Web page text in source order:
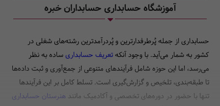
آموزشگاه حسابداری حسابداران خبره
حسابداری از جمله پُرطرفدارترین و پُردرآمدترین رشته‌های شغلی در
کشور به شمار می‌آید. با وجود آنکهتعریف حسابداریساده به نظر
می‌رسد، اما این حوزه شامل فرآیندهای متنوعی از جمع‌آوری و ثبت داده‌ها
تا طبقه‌بندی، تلخیص و گزارش‌گیری است. تسلط کامل بر این فرآیندها
تنها با حضور در دوره‌های تخصصی و آکادمیک مانند هنرستان حسابداری